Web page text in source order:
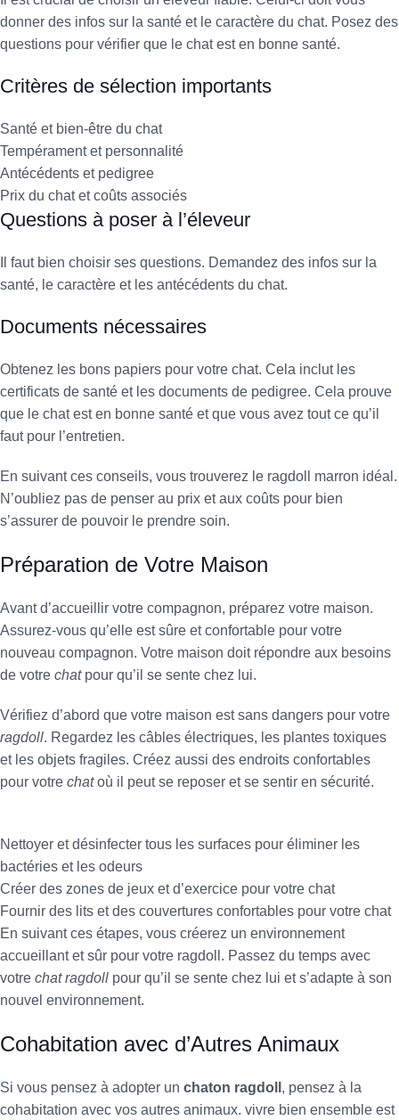
donner des infos sur la santé et le caractère du chat. Posez des
questions pour vérifier que le chat est en bonne santé.
Critères de sélection importants
Santé et bien-être du chat
Tempérament et personnalité
Antécédents et pedigree
Prix du chat et coûts associés
Questions à poser à l’éleveur
Il faut bien choisir ses questions. Demandez des infos sur la
santé, le caractère et les antécédents du chat.
Documents nécessaires
Obtenez les bons papiers pour votre chat. Cela inclut les
certificats de santé et les documents de pedigree. Cela prouve
que le chat est en bonne santé et que vous avez tout ce qu’il
faut pour l’entretien.
En suivant ces conseils, vous trouverez le ragdoll marron idéal.
N’oubliez pas de penser au prix et aux coûts pour bien
s’assurer de pouvoir le prendre soin.
Préparation de Votre Maison
Avant d’accueillir votre compagnon, préparez votre maison.
Assurez-vous qu’elle est sûre et confortable pour votre
nouveau compagnon. Votre maison doit répondre aux besoins
de votre chatpour qu’il se sente chez lui.
Vérifiez d’abord que votre maison est sans dangers pour votre
ragdoll. Regardez les câbles électriques, les plantes toxiques
et les objets fragiles. Créez aussi des endroits confortables
pour votre chatoù il peut se reposer et se sentir en sécurité.
Nettoyer et désinfecter tous les surfaces pour éliminer les
bactéries et les odeurs
Créer des zones de jeux et d’exercice pour votre chat
Fournir des lits et des couvertures confortables pour votre chat
En suivant ces étapes, vous créerez un environnement
accueillant et sûr pour votre ragdoll. Passez du temps avec
votre chat ragdoll pour qu’il se sente chez lui et s’adapte à son
nouvel environnement.
Cohabitation avec d’Autres Animaux
Si vous pensez à adopter un chaton ragdoll , pensez à la
cohabitation avec vos autres animaux. vivre bien ensemble est